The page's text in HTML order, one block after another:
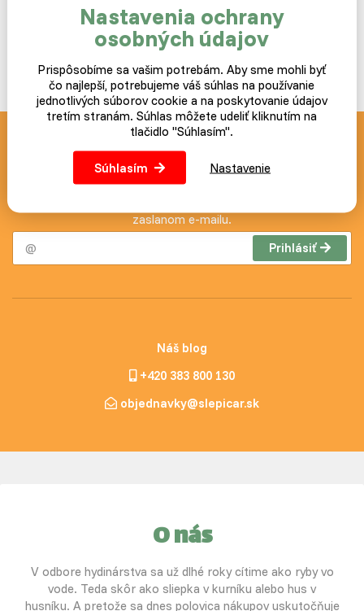
farebné prevedenie:
zelená,
27 x 46 x 21 cm.
Novinky a akcie zasielame
zdarma
zaslanom e-mailu.
Prihlásiť
Náš blog
+420 383 800 130
objednavky@slepicar.sk
O nás
V odbore hydinárstva sa už dlhé roky cítime ako ryby vo
vode. Teda skôr ako sliepka v kurníku alebo hus v
husníku. A pretože sa dnes polovica nákupov uskutočňuje
Nastavenia ochrany
osobných údajov
Prispôsobíme sa vašim potrebám. Aby sme mohli byť
čo najlepší, potrebujeme váš súhlas na používanie
jednotlivých súborov cookie a na poskytovanie údajov
tretím stranám. Súhlas môžete udeliť kliknutím na
tlačidlo "Súhlasím".
Súhlasím Nastavenie